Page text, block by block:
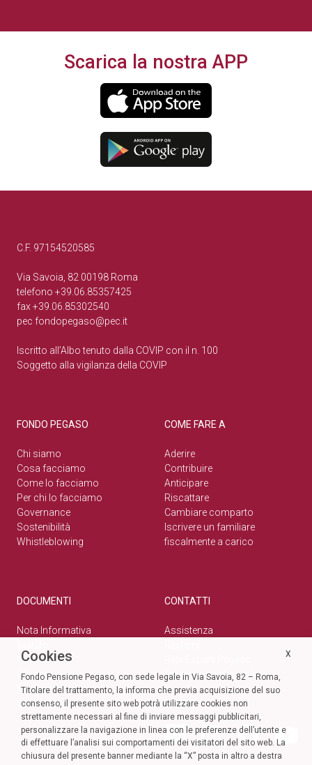
Scarica la nostra APP
C.F. 97154520585
Via Savoia, 82 00198 Roma
telefono +39.06.85357425
fax +39.06.85302540
pec fondopegaso@pec.it
Iscritto all’Albo tenuto dalla COVIP con il n. 100
Soggetto alla vigilanza della COVIP
FONDO PEGASO
Chi siamo
Cosa facciamo
Come lo facciamo
Per chi lo facciamo
Governance
Sostenibilità
Whistleblowing
COME FARE A
Aderire
Contribuire
Anticipare
Riscattare
Cambiare comparto
Iscrivere un familiare
fiscalmente a carico
DOCUMENTI
Nota Informativa
Normativa
Bilanci
Modulistica
Circolari
CONTATTI
Assistenza
Privacy e cookie policy
SOCIAL
X
Cookies
Fondo Pensione Pegaso, con sede legale in Via Savoia, 82 – Roma,
Titolare del trattamento, la informa che previa acquisizione del suo
consenso, il presente sito web potrà utilizzare cookies non
strettamente necessari al fine di inviare messaggi pubblicitari,
personalizzare la navigazione in linea con le preferenze dell’utente e
di effettuare l’analisi sui comportamenti dei visitatori del sito web. La
chiusura del presente banner mediante la “X” posta in altro a destra